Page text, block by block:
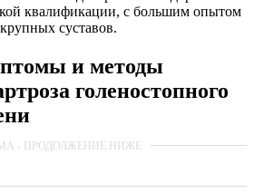
квалификации, с большим опытом
суставов.
и методы
голеностопного